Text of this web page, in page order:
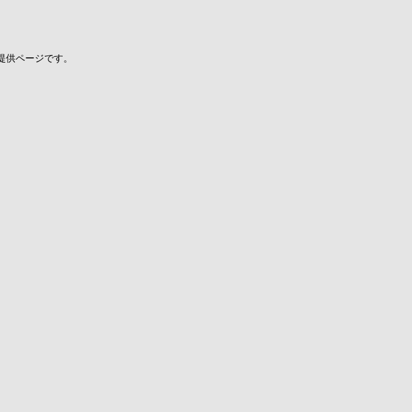
ページです。